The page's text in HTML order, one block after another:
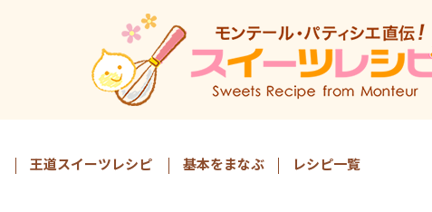
王道スイーツレシピ 基本をまなぶ レシピ一覧